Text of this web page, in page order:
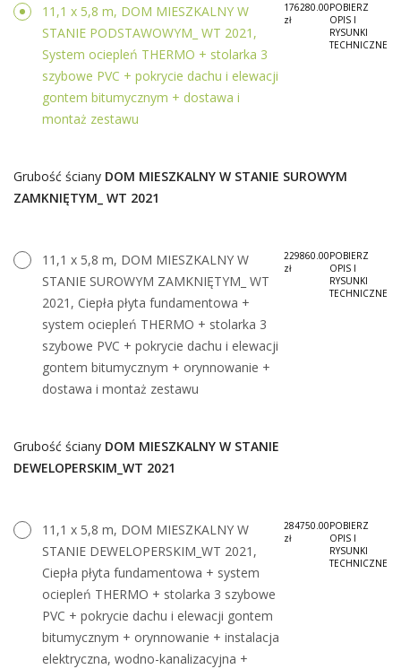
11,1 x 5,8 m, DOM MIESZKALNY W
STANIE PODSTAWOWYM_ WT 2021,
System ociepleń THERMO + stolarka 3
szybowe PVC + pokrycie dachu i elewacji
gontem bitumycznym + dostawa i
montaż zestawu
176280.00
zł
POBIERZ
OPIS I
RYSUNKI
TECHNICZNE
Grubość ściany DOM MIESZKALNY W STANIE SUROWYM
ZAMKNIĘTYM_ WT 2021
11,1 x 5,8 m, DOM MIESZKALNY W
STANIE SUROWYM ZAMKNIĘTYM_ WT
2021, Ciepła płyta fundamentowa +
system ociepleń THERMO + stolarka 3
szybowe PVC + pokrycie dachu i elewacji
gontem bitumycznym + orynnowanie +
dostawa i montaż zestawu
229860.00
zł
POBIERZ
OPIS I
RYSUNKI
TECHNICZNE
Grubość ściany DOM MIESZKALNY W STANIE
DEWELOPERSKIM_WT 2021
11,1 x 5,8 m, DOM MIESZKALNY W
STANIE DEWELOPERSKIM_WT 2021,
Ciepła płyta fundamentowa + system
ociepleń THERMO + stolarka 3 szybowe
PVC + pokrycie dachu i elewacji gontem
bitumycznym + orynnowanie + instalacja
elektryczna, wodno-kanalizacyjna +
284750.00
zł
POBIERZ
OPIS I
RYSUNKI
TECHNICZNE